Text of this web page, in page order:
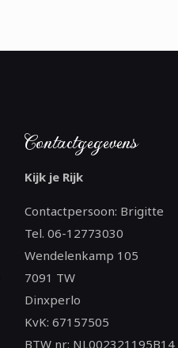
Contactgegevens
Kijk je Rijk
Contactpersoon: Brigitte
Tel. 06-12773030
Wendelenkamp 105
7091 TW
Dinxperlo
KvK: 67157505
BTW nr: NL002321195B14